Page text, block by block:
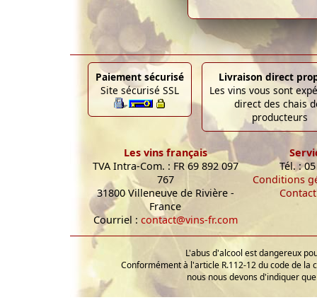
Paiement sécurisé
Site sécurisé SSL
Livraison direct
Les vins vous sont
direct des chais
producteurs
Les vins français
TVA Intra-Com. : FR 69 892 097
767
31800 Villeneuve de Rivière -
France
Courriel : contact@vins-fr.com
Tél. :
Conditions
Contact
L'abus d'alcool est dangereux
Conformément à l'article R.112-12 du code de la
nous nous devons d'indiquer